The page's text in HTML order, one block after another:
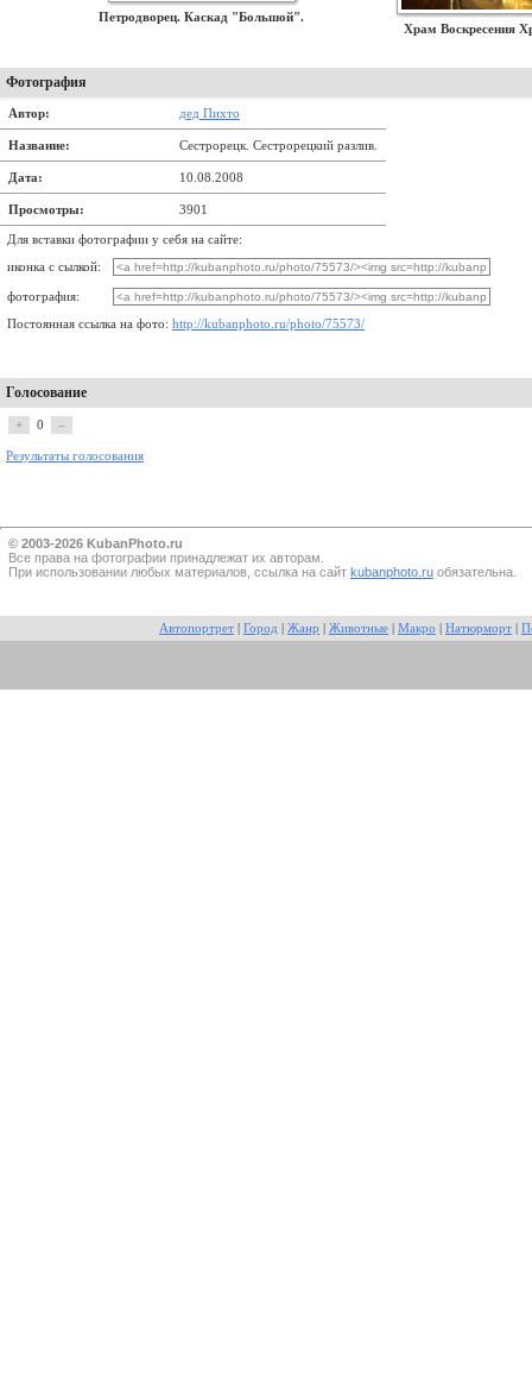
Петродворец. Каскад "Большой".
Храм Воскресения
Фотография
Автор: дед Пихто
Название: Сестрорецк. Сестрорецкий разлив.
Дата: 10.08.2008
Просмотры: 3901
Для вставки фотографии у себя на сайте:
иконка с сылкой:
фотография:
Постоянная ссылка на фото: http://kubanphoto.ru/photo/75573/
Голосование
+ 0 –
Результаты голосования
© 2003-2026 KubanPhoto.ru
Все прaва на фотографии принадлежат их авторам.
При использовании любых материалов, ссылка на сайт kubanphoto.ru обязательна.
Автопортрет Город Жанр Животные Макро Натюрморт